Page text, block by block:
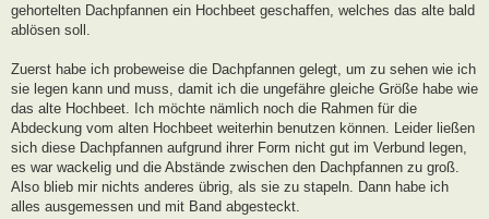
r
a
gehortelten Dachpfannen ein Hochbeet geschaffen, welches das alte bald
ablösen soll.
Zuerst habe ich probeweise die Dachpfannen gelegt, um zu sehen wie ich
sie legen kann und muss, damit ich die ungefähre gleiche Größe habe wie
das alte Hochbeet. Ich möchte nämlich noch die Rahmen für die
Abdeckung vom alten Hochbeet weiterhin benutzen können. Leider ließen
sich diese Dachpfannen aufgrund ihrer Form nicht gut im Verbund legen,
es war wackelig und die Abstände zwischen den Dachpfannen zu groß.
Also blieb mir nichts anderes übrig, als sie zu stapeln. Dann habe ich
alles ausgemessen und mit Band abgesteckt.